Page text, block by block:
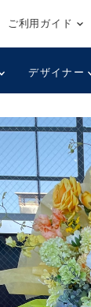
ご利用ガイド
デザイナー